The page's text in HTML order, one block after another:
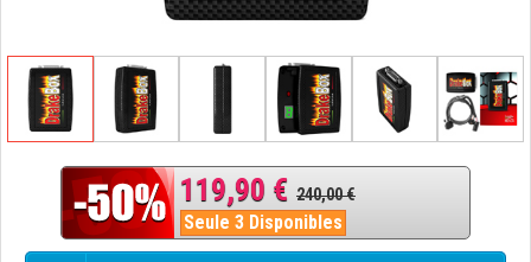
119,90 € 240,00 €
Seule 3 Disponibles